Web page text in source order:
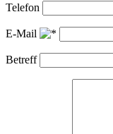
Telefon
E-Mail
Betreff